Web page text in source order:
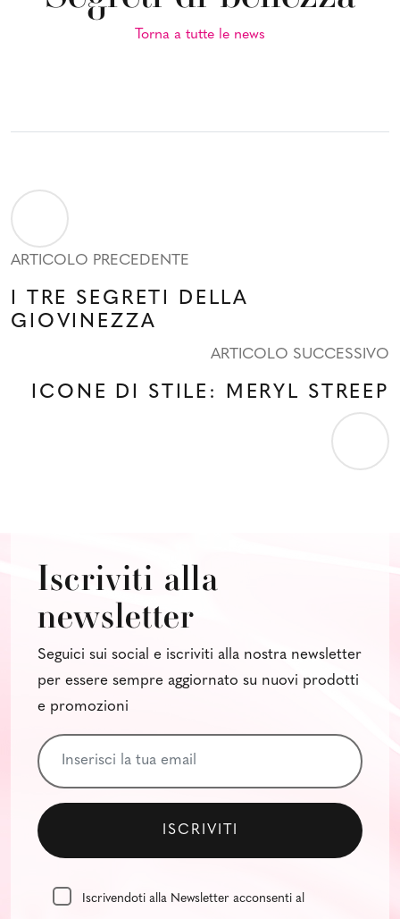
Torna a tutte le news
ARTICOLO PRECEDENTE
I TRE SEGRETI DELLA
GIOVINEZZA
ARTICOLO SUCCESSIVO
ICONE DI STILE: MERYL STREEP
Iscriviti alla
newsletter
Seguici sui social e iscriviti alla nostra newsletter
per essere sempre aggiornato su nuovi prodotti
e promozioni
Iscrivendoti alla Newsletter acconsenti al